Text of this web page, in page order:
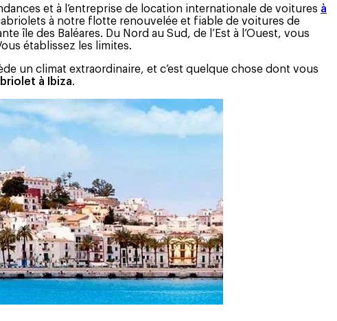
et à l’entreprise de location internationale de voitures à
à notre flotte renouvelée et fiable de voitures de
des Baléares. Du Nord au Sud, de l’Est à l’Ouest, vous
établissez les limites.
un climat extraordinaire, et c’est quelque chose dont vous
à Ibiza.